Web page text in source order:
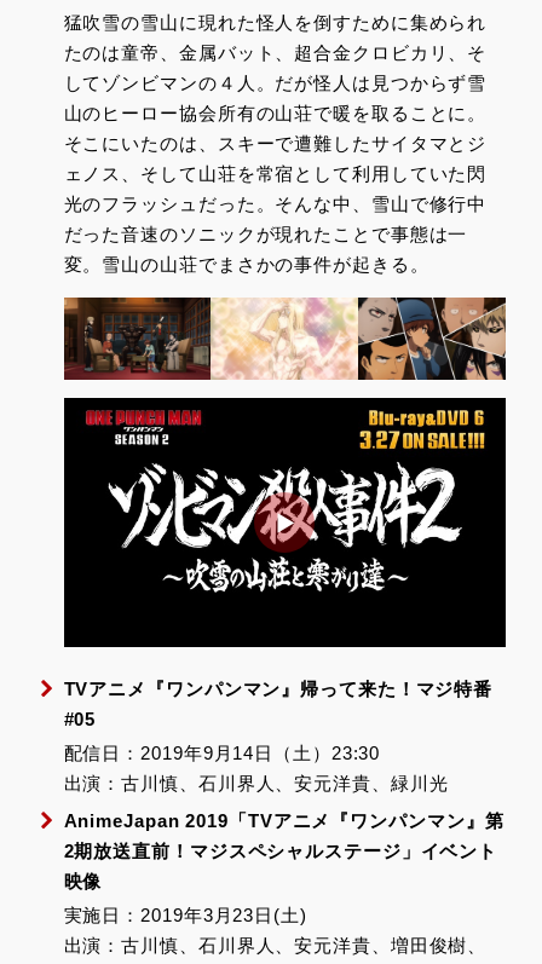
猛吹雪の雪山に現れた怪人を倒すために集められ
たのは童帝、金属バット、超合金クロビカリ、そ
してゾンビマンの４人。だが怪人は見つからず雪
山のヒーロー協会所有の山荘で暖を取ることに。
そこにいたのは、スキーで遭難したサイタマとジ
ェノス、そして山荘を常宿として利用していた閃
光のフラッシュだった。そんな中、雪山で修行中
だった音速のソニックが現れたことで事態は一
変。雪山の山荘でまさかの事件が起きる。
TVアニメ『ワンパンマン』帰って来た！マジ特番
#05
配信日：2019年9月14日（土）23:30
出演：古川慎、石川界人、安元洋貴、緑川光
AnimeJapan 2019「TVアニメ『ワンパンマン』第
2期放送直前！マジスペシャルステージ」イベント
映像
実施日：2019年3月23日(土)
出演：古川慎、石川界人、安元洋貴、増田俊樹、